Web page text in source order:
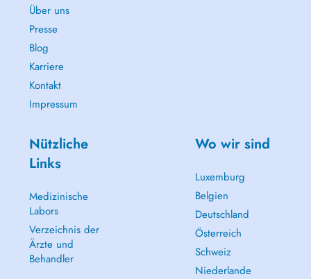
Über uns
Presse
Blog
Karriere
Kontakt
Impressum
Nützliche
Links
Medizinische
Labors
Verzeichnis der
Ärzte und
Behandler
Wo wir sind
Luxemburg
Belgien
Deutschland
Österreich
Schweiz
Niederlande